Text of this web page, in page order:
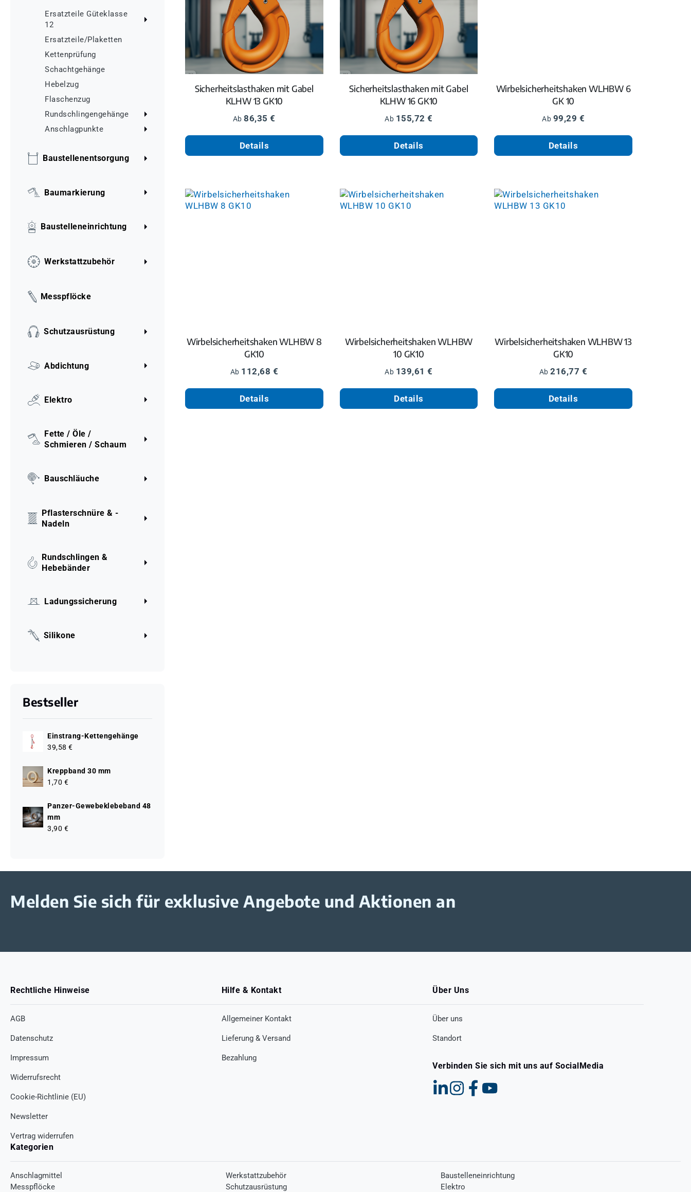
Sicherheitslasthaken mit Gabel
KLHW 13 GK10
Regulärer Preis:
Ab86,35 €
Details
Sicherheitslasthaken mit Gabel
KLHW 16 GK10
Regulärer Preis:
Ab 155,72 €
Details
Wirbelsicherheitshaken WLHBW 6
GK 10
Regulärer Preis:
Ab 99,29 €
Details
Wirbelsicherheitshaken WLHBW 8
GK10
Regulärer Preis:
Ab 112,68 €
Details
Wirbelsicherheitshaken WLHBW
10 GK10
Regulärer Preis:
Ab 139,61 €
Details
Wirbelsicherheitshaken WLHBW 13
GK10
Regulärer Preis:
Ab216,77 €
Details
Ersatzteile Güteklasse
12
Ersatzteile/Plaketten
Kettenprüfung
Schachtgehänge
Hebelzug
Flaschenzug
Rundschlingengehänge
Anschlagpunkte
Baustellenentsorgung
Baumarkierung
Baustelleneinrichtung
Werkstattzubehör
Messpflöcke
Schutzausrüstung
Abdichtung
Elektro
Fette / Öle /
Schmieren / Schaum
Bauschläuche
Pflasterschnüre & -
Nadeln
Rundschlingen &
Hebebänder
Ladungssicherung
Silikone
Bestseller
Einstrang-Kettengehänge
39,58 €
Kreppband 30 mm
1,70 €
Panzer-Gewebeklebeband 48
mm
3,90 €
Melden Sie sich für exklusive Angebote und Aktionen an
Rechtliche Hinweise
AGB
Datenschutz
Impressum
Widerrufsrecht
Cookie-Richtlinie (EU)
Newsletter
Vertrag widerrufen
Hilfe & Kontakt
Allgemeiner Kontakt
Lieferung & Versand
Bezahlung
Kategorien
Anschlagmittel Werkstattzubehör
Baustelleneinrichtung
Messpflöcke
Schutzausrüstung Elektro
Über Uns
Über uns
Standort
Verbinden Sie sich mit uns auf SocialMedia